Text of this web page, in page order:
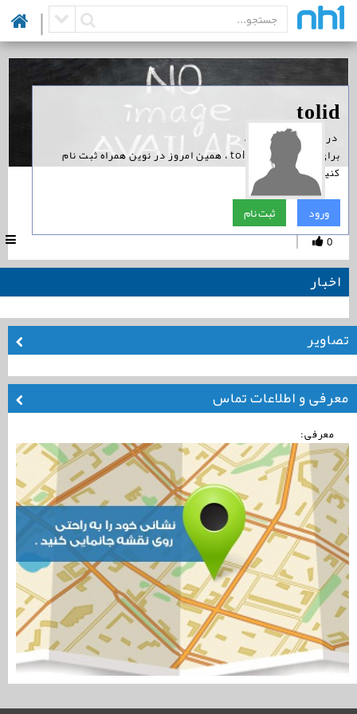
|
‏ در نوین همراه است.
برای پیگیری اخبار tolid ، همین امروز در نوین همراه ثبت نام
کنید.
ورود ثبت نام tolid
0
|
اخبار
تصاویر
معرفی و اطلاعات تماس
معرفی: